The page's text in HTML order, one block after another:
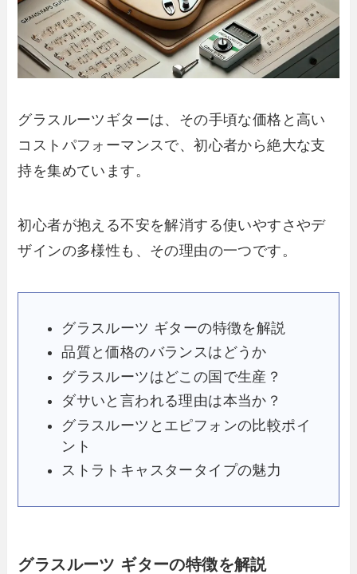
グラスルーツギターは、その手頃な価格と高い
コストパフォーマンスで、初心者から絶大な支
持を集めています。
初心者が抱える不安を解消する使いやすさやデ
ザインの多様性も、その理由の一つです。
グラスルーツ ギターの特徴を解説
品質と価格のバランスはどうか
グラスルーツはどこの国で生産？
ダサいと言われる理由は本当か？
グラスルーツとエピフォンの比較ポイ
ント
ストラトキャスタータイプの魅力
グラスルーツ ギターの特徴を解説